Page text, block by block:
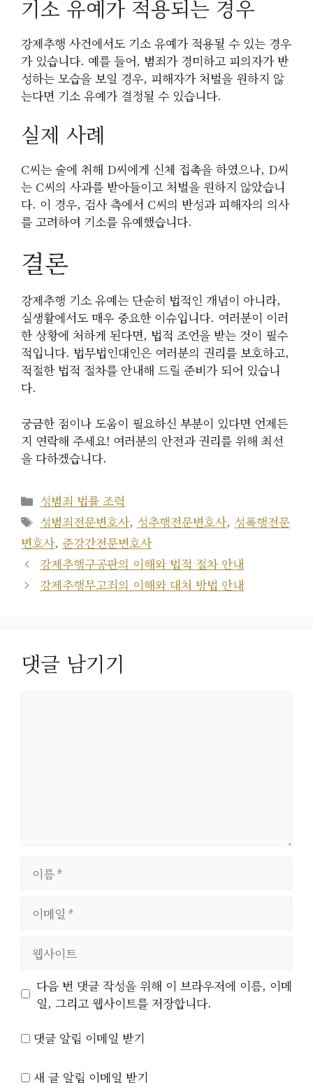
기소 유예가 적용되는 경우
강제추행 사건에서도 기소 유예가 적용될 수 있는 경우
가 있습니다. 예를 들어, 범죄가 경미하고 피의자가 반
성하는 모습을 보일 경우, 피해자가 처벌을 원하지 않
는다면 기소 유예가 결정될 수 있습니다.
실제 사례
C씨는 술에 취해 D씨에게 신체 접촉을 하였으나, D씨
는 C씨의 사과를 받아들이고 처벌을 원하지 않았습니
다. 이 경우, 검사 측에서 C씨의 반성과 피해자의 의사
를 고려하여 기소를 유예했습니다.
결론
강제추행 기소 유예는 단순히 법적인 개념이 아니라,
실생활에서도 매우 중요한 이슈입니다. 여러분이 이러
한 상황에 처하게 된다면, 법적 조언을 받는 것이 필수
적입니다. 법무법인대인은 여러분의 권리를 보호하고,
적절한 법적 절차를 안내해 드릴 준비가 되어 있습니
다.
궁금한 점이나 도움이 필요하신 부분이 있다면 언제든
지 연락해 주세요! 여러분의 안전과 권리를 위해 최선
을 다하겠습니다.
카
테
고
리
성범죄 법률 조력
태
그
성범죄전문변호사, 성추행전문변호사, 성폭행전문
변호사, 준강간전문변호사
강제추행구공판의 이해와 법적 절차 안내
강제추행무고죄의 이해와 대처 방법 안내
댓글 남기기
트
다음 번 댓글 작성을 위해 이 브라우저에 이름, 이메
일, 그리고 웹사이트를 저장합니다.
댓글 알림 이메일 받기
새 글 알림 이메일 받기